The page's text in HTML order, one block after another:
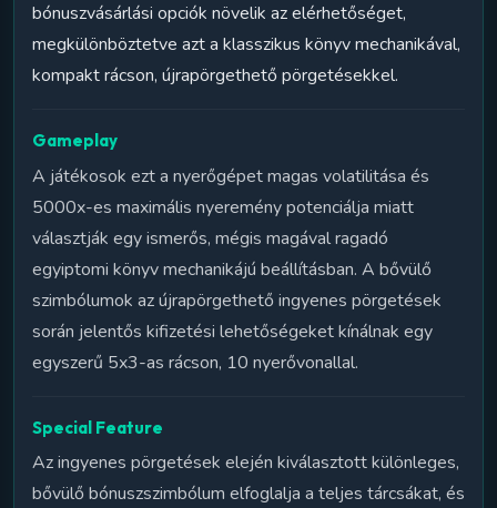
bónuszvásárlási opciók növelik az elérhetőséget,
megkülönböztetve azt a klasszikus könyv mechanikával,
kompakt rácson, újrapörgethető pörgetésekkel.
Gameplay
A játékosok ezt a nyerőgépet magas volatilitása és
5000x-es maximális nyeremény potenciálja miatt
választják egy ismerős, mégis magával ragadó
egyiptomi könyv mechanikájú beállításban. A bővülő
szimbólumok az újrapörgethető ingyenes pörgetések
során jelentős kifizetési lehetőségeket kínálnak egy
egyszerű 5x3-as rácson, 10 nyerővonallal.
Special Feature
Az ingyenes pörgetések elején kiválasztott különleges,
bővülő bónuszszimbólum elfoglalja a teljes tárcsákat, és